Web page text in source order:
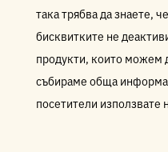
така трябва да знаете,
бисквитките не
продукти, които можем
събираме обща
посетители използвате